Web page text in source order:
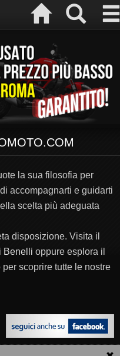
la sua filosofia per
accompagnarti e guidarti
scelta più adeguata
disposizione. Visita il
Benelli oppure esplora il
per scoprire tutte le nostre